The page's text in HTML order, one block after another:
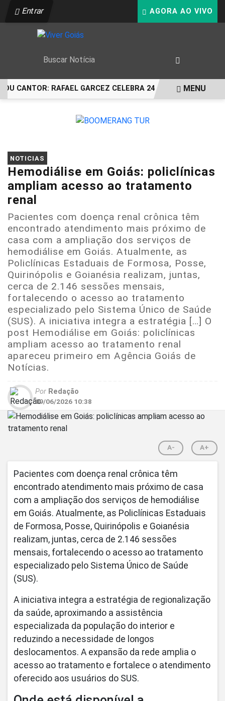
Entrar AGORA AO VIVO
CANTOR: RAFAEL GARCEZ CELEBRA 24 ANOS COM FESTA
MENU
NOTICIAS
Hemodiálise em Goiás: policlínicas
ampliam acesso ao tratamento
renal
Pacientes com doença renal crônica têm
encontrado atendimento mais próximo de
casa com a ampliação dos serviços de
hemodiálise em Goiás. Atualmente, as
Policlínicas Estaduais de Formosa, Posse,
Quirinópolis e Goianésia realizam, juntas,
cerca de 2.146 sessões mensais,
fortalecendo o acesso ao tratamento
especializado pelo Sistema Único de Saúde
(SUS). A iniciativa integra a estratégia […] O
post Hemodiálise em Goiás: policlínicas
ampliam acesso ao tratamento renal
apareceu primeiro em Agência Goiás de
Notícias.
Por Redação
09/06/2026 10:38
A- A+
Pacientes com doença renal crônica têm
encontrado atendimento mais próximo de casa
com a ampliação dos serviços de hemodiálise
em Goiás. Atualmente, as Policlínicas Estaduais
de Formosa, Posse, Quirinópolis e Goianésia
realizam, juntas, cerca de 2.146 sessões
mensais, fortalecendo o acesso ao tratamento
especializado pelo Sistema Único de Saúde
(SUS).
A iniciativa integra a estratégia de regionalização
da saúde, aproximando a assistência
especializada da população do interior e
reduzindo a necessidade de longos
deslocamentos. A expansão da rede amplia o
acesso ao tratamento e fortalece o atendimento
oferecido aos usuários do SUS.